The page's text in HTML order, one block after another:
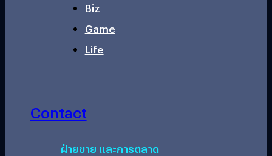
Biz
Game
Life
Contact
ฝ่ายขาย และการตลาด